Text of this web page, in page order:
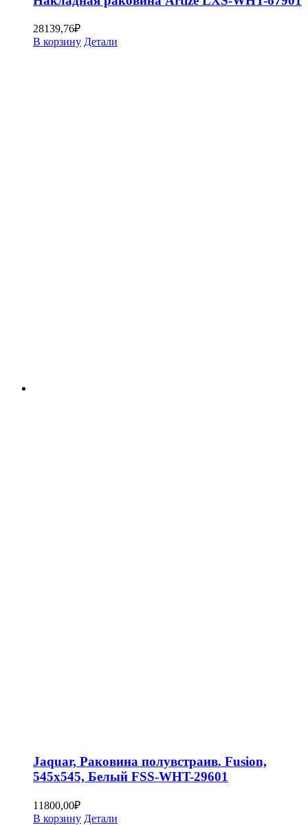
28139,76₽
В корзину Детали
Jaquar, Раковина полувстраив. Fusion,
545х545, Белый FSS-WHT-29601
11800,00₽
В корзину Детали